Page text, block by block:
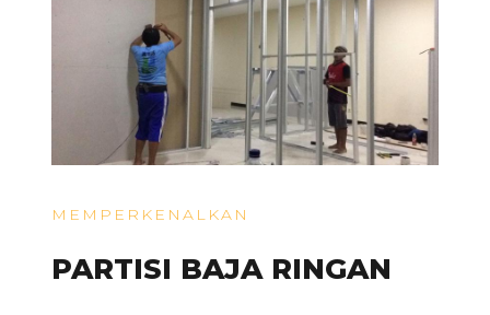
MEMPERKENALKAN
PARTISI BAJA RINGAN